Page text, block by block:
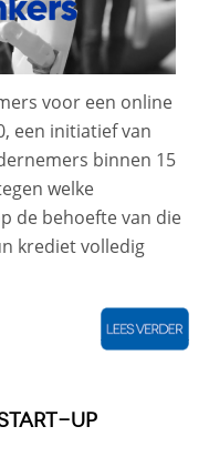
voor een online
een initiatief van
binnen 15
welke
de behoefte van die
krediet volledig
UP